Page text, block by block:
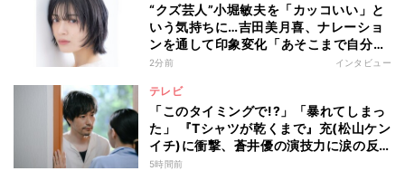
“クズ芸人”小堀敏夫を「カッコいい」と
いう気持ちに…吉田美月喜、ナレーショ
ンを通して印象変化「あそこまで自分に
正直に生きられる人は、なかなかいな
2分前 インタビュー
テレビ
「このタイミングで!?」「暴れてしまっ
た」 『Tシャツが乾くまで』充(松山ケン
イチ)に衝撃、蒼井優の演技力に涙の反
響も
5時間前